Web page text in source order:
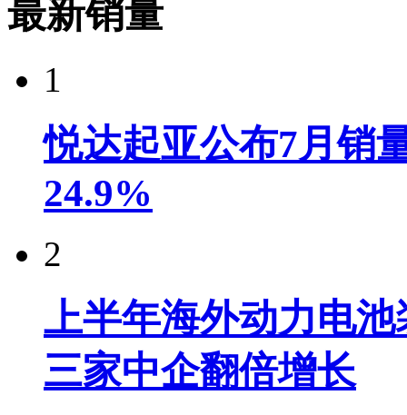
最新销量
1
悦达起亚公布7月销
24.9%
2
上半年海外动力电
三家中企翻倍增长